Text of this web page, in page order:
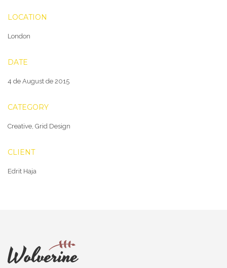
LOCATION
London
DATE
4 de August de 2015
CATEGORY
Creative Grid Design
CLIENT
Edrit Haja